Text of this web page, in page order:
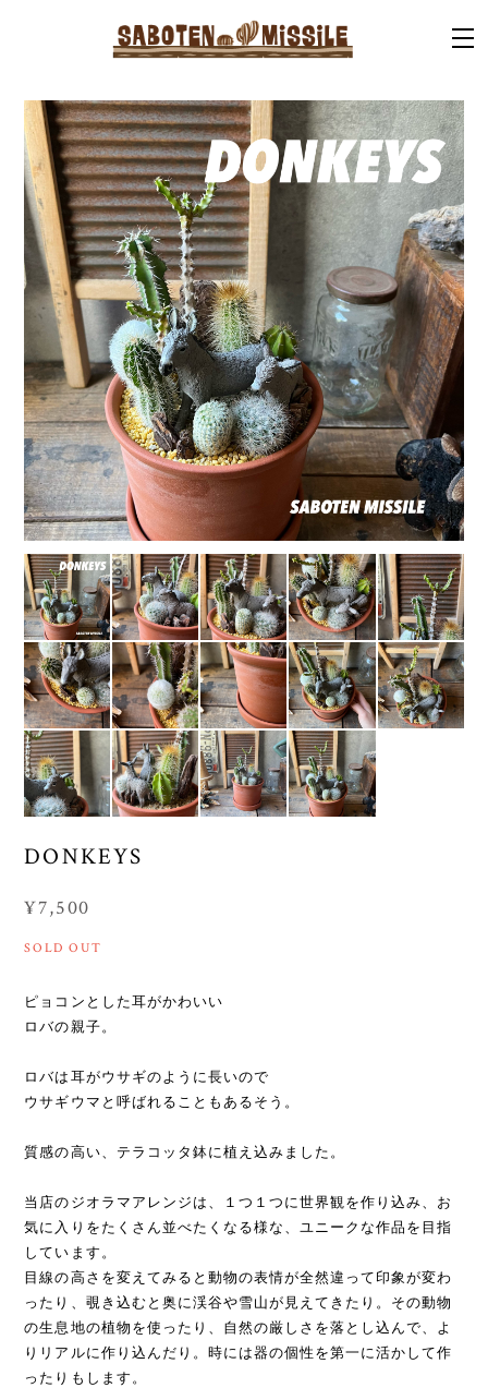
DONKEYS
¥7,500
SOLD OUT
ピョコンとした耳がかわいい
ロバの親子。
ロバは耳がウサギのように長いので
ウサギウマと呼ばれることもあるそう。
質感の高い、テラコッタ鉢に植え込みました。
当店のジオラマアレンジは、１つ１つに世界観を作り込み、お
気に入りをたくさん並べたくなる様な、ユニークな作品を目指
しています。
目線の高さを変えてみると動物の表情が全然違って印象が変わ
ったり、覗き込むと奥に渓谷や雪山が見えてきたり。その動物
の生息地の植物を使ったり、自然の厳しさを落とし込んで、よ
りリアルに作り込んだり。時には器の個性を第一に活かして作
ったりもします。